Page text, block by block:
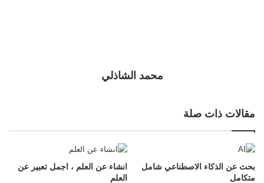
محمد الشاذلي
مقالات ذات صلة
بحث عن الذكاء الاصطناعي شامل
متكامل
انشاء عن العلم ، اجمل تعبير عن
العلم